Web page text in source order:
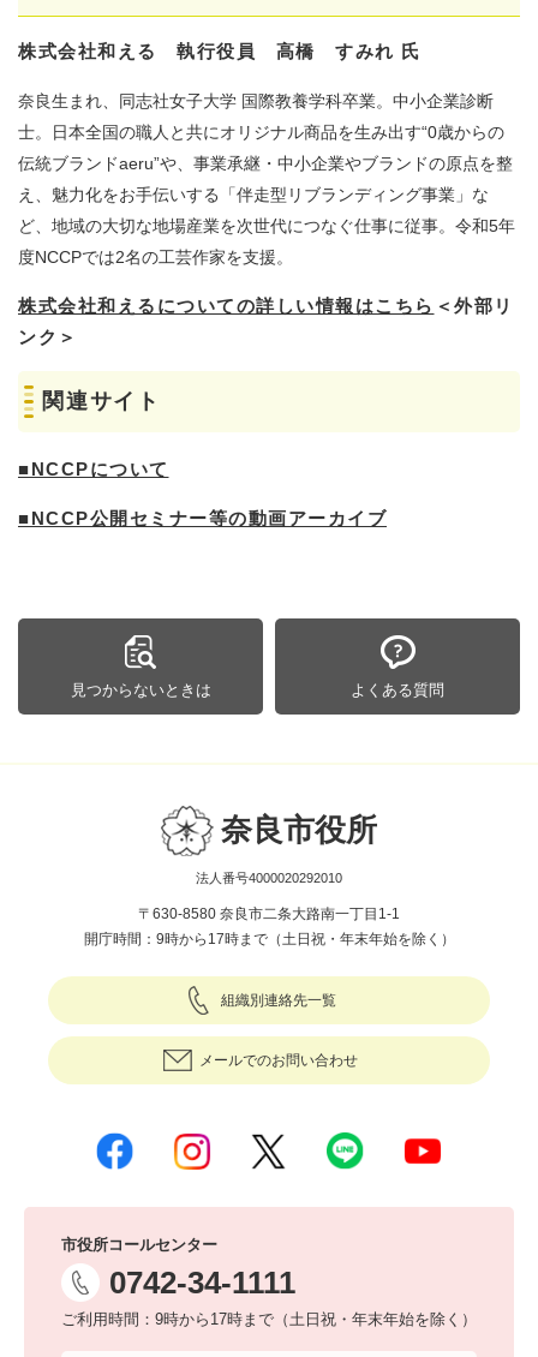
株式会社和える 執行役員 高橋 すみれ 氏
奈良生まれ、同志社女子大学 国際教養学科卒業。中小企業診断
士。日本全国の職人と共にオリジナル商品を生み出す“0歳からの
伝統ブランドaeru”や、事業承継・中小企業やブランドの原点を整
え、魅力化をお手伝いする「伴走型リブランディング事業」な
ど、地域の大切な地場産業を次世代につなぐ仕事に従事。令和5年
度NCCPでは2名の工芸作家を支援。
株式会社和えるについての詳しい情報はこちら ＜外部リ
ンク＞
関連サイト
■NCCPについて
■NCCP公開セミナー等の動画アーカイブ
見つからないときは よくある質問
奈良市役所
法人番号4000020292010
〒630-8580 奈良市二条大路南一丁目1-1
開庁時間：9時から17時まで（土日祝・年末年始を除く）
組織別連絡先一覧
メールでのお問い合わせ
市役所コールセンター
0742-34-1111
ご利用時間：9時から17時まで（土日祝・年末年始を除く）